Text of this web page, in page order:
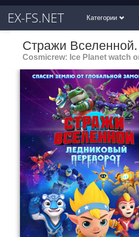
EX-FS.NET Категории
Стражи
Cosmicrew: Ice Planet watch